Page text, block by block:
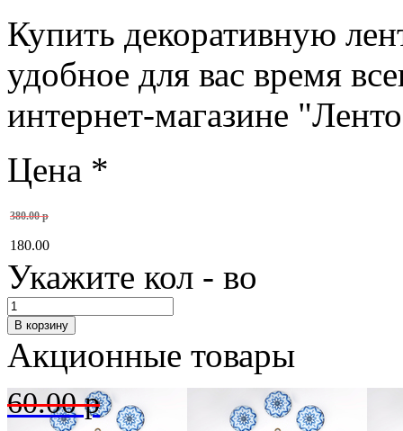
Купить декоративную
удобное для вас время
интернет-магазине
Цена *
380.00 р
180.00
Укажите кол - во
Акционные товары
60.00 р